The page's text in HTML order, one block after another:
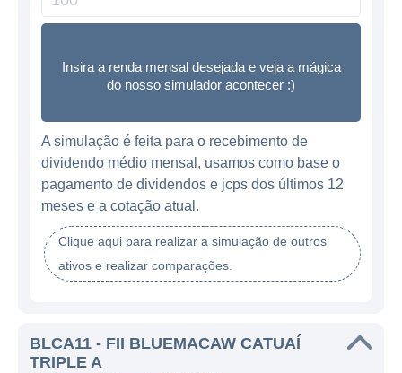
Insira a renda mensal desejada e veja a mágica
do nosso simulador acontecer :)
A simulação é feita para o recebimento de
dividendo médio mensal, usamos como base o
pagamento de dividendos e jcps dos últimos 12
meses e a cotação atual.
Clique aqui para realizar a simulação de outros
ativos e realizar comparações.
BLCA11 - FII BLUEMACAW CATUAÍ
TRIPLE A